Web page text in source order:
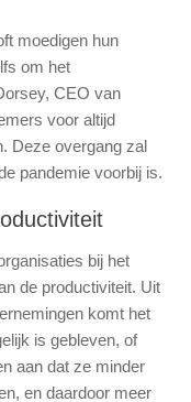
moedigen hun
om het
CEO van
voor altijd
Deze overgang zal
pandemie voorbij is.
bij het
de productiviteit. Uit
komt het
is gebleven, of
aan dat ze minder
en daardoor meer